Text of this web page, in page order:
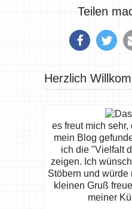
Teilen
Herzlich
es freut mich
mein Blog
ich die "Vielfalt
zeigen. Ich
Stöbern und würde
kleinen Gruß
meiner